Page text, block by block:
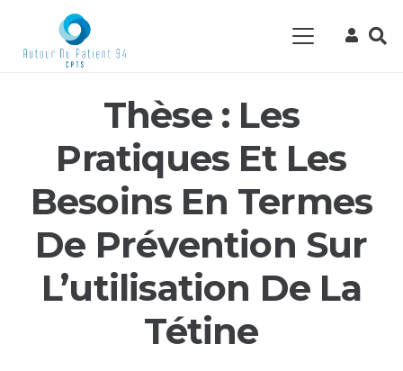
Thèse : Les
Pratiques Et Les
Besoins En Termes
De Prévention Sur
L’utilisation De La
Tétine